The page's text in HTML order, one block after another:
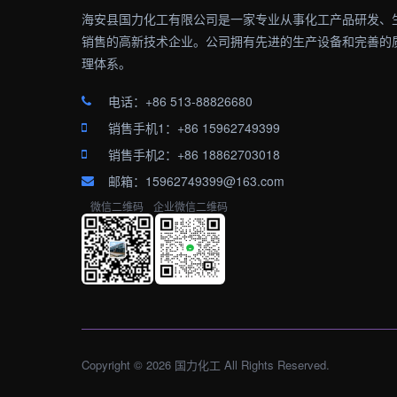
海安县国力化工有限公司是一家专业从事化工产品研发、
销售的高新技术企业。公司拥有先进的生产设备和完善的
理体系。
电话：+86 513-88826680
销售手机1：+86 15962749399
销售手机2：+86 18862703018
邮箱：15962749399@163.com
微信二维码 企业微信二维码
Copyright © 2026 国力化工 All Rights Reserved.